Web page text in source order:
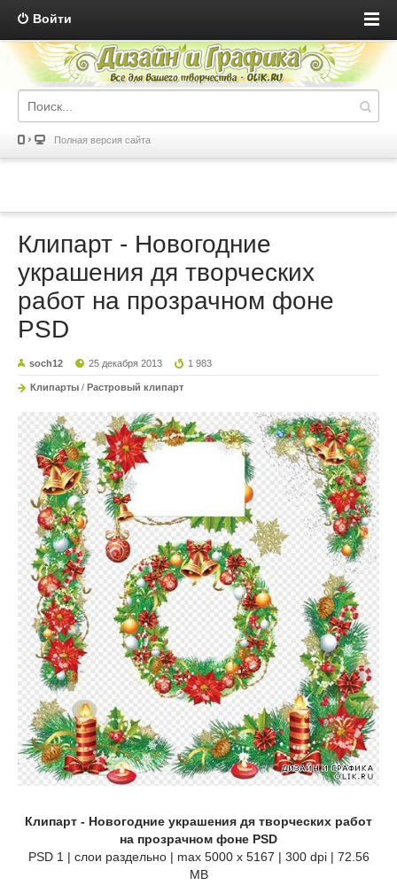
Войти
Полная версия сайта
Клипарт - Новогодние
украшения дя творческих
работ на прозрачном фоне
PSD
soch12 25 декабря 2013 1 983
Клипарты / Растровый клипарт
Клипарт - Новогодние украшения дя творческих работ
на прозрачном фоне PSD
PSD 1 | слои раздельно | max 5000 x 5167 | 300 dpi | 72.56
MB